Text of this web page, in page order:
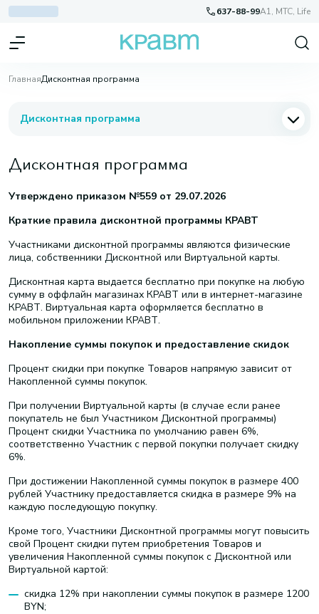
637-88-99A1, МТС, Life
ГлавнаяДисконтная программа
Дисконтная программа
Дисконтная программа
Утверждено приказом №559 от 29.07.2026
Краткие правила дисконтной программы КРАВТ
Участниками дисконтной программы являются физические
лица, собственники Дисконтной или Виртуальной карты.
Дисконтная карта выдается бесплатно при покупке на любую
сумму в оффлайн магазинах КРАВТ или в интернет-магазине
КРАВТ. Виртуальная карта оформляется бесплатно в
мобильном приложении КРАВТ.
Накопление суммы покупок и предоставление скидок
Процент скидки при покупке Товаров напрямую зависит от
Накопленной суммы покупок.
При получении Виртуальной карты (в случае если ранее
покупатель не был Участником Дисконтной программы)
Процент скидки Участника по умолчанию равен 6%,
соответственно Участник с первой покупки получает скидку
6%.
При достижении Накопленной суммы покупок в размере 400
рублей Участнику предоставляется скидка в размере 9% на
каждую последующую покупку.
Кроме того, Участники Дисконтной программы могут повысить
свой Процент скидки путем приобретения Товаров и
увеличения Накопленной суммы покупок с Дисконтной или
Виртуальной картой:
скидка 12% при накоплении суммы покупок в размере 1200
BYN;